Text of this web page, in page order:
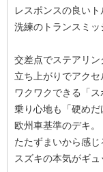
レスポンスの良いト
洗練のトランスミッ
交差点でステアリン
立ち上がりでアクセ
ワクワクできる「ス
乗り心地も「硬めだ
欧州車基準のデキ。
たたずまいから感じ
スズキの本気がギュ